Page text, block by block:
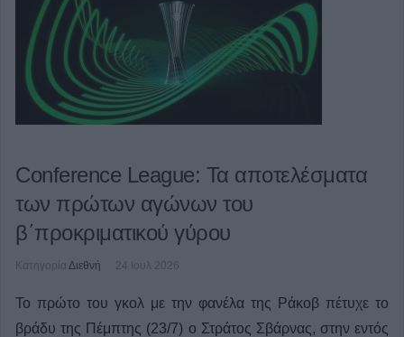
Conference League: Τα αποτελέσματα
των πρώτων αγώνων του
β΄προκριματικού γύρου
Κατηγορία Διεθνή 24 Ιουλ 2026
Το πρώτο του γκολ με την φανέλα της Ράκοβ πέτυχε το
βράδυ της Πέμπτης (23/7) ο Στράτος Σβάρνας, στην εντός